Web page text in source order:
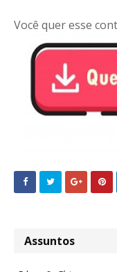
Você quer esse
Assuntos